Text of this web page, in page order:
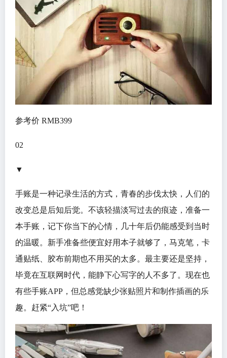
参考价 RMB399
02
▼
手账是一种记录生活的方式，青春的步伐太快，人们的
改变总是后知后觉。不该轻描淡写过去的痕迹，准备一
本手账，记下你当下的心情，几十年后仍能感受到当时
的温暖。新手准备些便宜好用本子就够了，马克笔，卡
通贴纸、胶布前期也不用买的太多。最主要还是坚持，
毕竟在互联网时代，能静下心写字的人不多了。现在也
有些手账APP，但总感觉缺少张贴照片和制作插画的乐
趣。赶紧“入坑”吧！